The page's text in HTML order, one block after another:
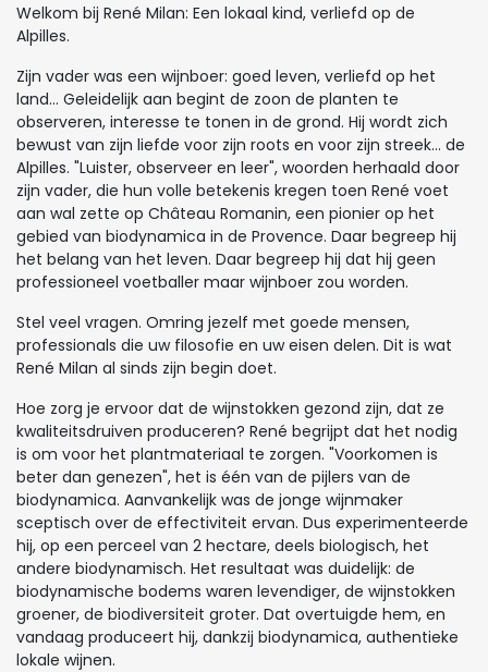
Welkom bij René Milan: Een lokaal kind, verliefd op de
Alpilles.
Zijn vader was een wijnboer: goed leven, verliefd op het
land... Geleidelijk aan begint de zoon de planten te
observeren, interesse te tonen in de grond. Hij wordt zich
bewust van zijn liefde voor zijn roots en voor zijn streek… de
Alpilles. "Luister, observeer en leer", woorden herhaald door
zijn vader, die hun volle betekenis kregen toen René voet
aan wal zette op Château Romanin, een pionier op het
gebied van biodynamica in de Provence. Daar begreep hij
het belang van het leven. Daar begreep hij dat hij geen
professioneel voetballer maar wijnboer zou worden.
Stel veel vragen. Omring jezelf met goede mensen,
professionals die uw filosofie en uw eisen delen. Dit is wat
René Milan al sinds zijn begin doet.
Hoe zorg je ervoor dat de wijnstokken gezond zijn, dat ze
kwaliteitsdruiven produceren? René begrijpt dat het nodig
is om voor het plantmateriaal te zorgen. "Voorkomen is
beter dan genezen", het is één van de pijlers van de
biodynamica. Aanvankelijk was de jonge wijnmaker
sceptisch over de effectiviteit ervan. Dus experimenteerde
hij, op een perceel van 2 hectare, deels biologisch, het
andere biodynamisch. Het resultaat was duidelijk: de
biodynamische bodems waren levendiger, de wijnstokken
groener, de biodiversiteit groter. Dat overtuigde hem, en
vandaag produceert hij, dankzij biodynamica, authentieke
lokale wijnen.